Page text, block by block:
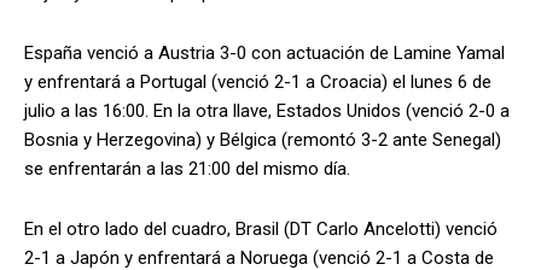
España venció a Austria 3-0 con actuación de Lamine Yamal
y enfrentará a Portugal (venció 2-1 a Croacia) el lunes 6 de
julio a las 16:00. En la otra llave, Estados Unidos (venció 2-0 a
Bosnia y Herzegovina) y Bélgica (remontó 3-2 ante Senegal)
se enfrentarán a las 21:00 del mismo día.
En el otro lado del cuadro, Brasil (DT Carlo Ancelotti) venció
2-1 a Japón y enfrentará a Noruega (venció 2-1 a Costa de